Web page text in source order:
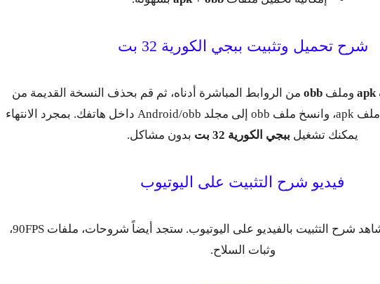
شرح تحميل وتثبيت ببجي الكورية 32 بت
apk وملفobb من الروابط المباشرة أدناه، ثم قم بحذف النسخة القديمة من
جهازك. بعد ذلك ثبت ملف apk، وانسخ ملف obb إلى مجلد Android/obb داخل هاتفك. بمجرد الانتهاء
يمكنك تشغيل ببجي الكورية 32 بت بدون مشاكل.
فيديو شرح التثبيت على اليوتيوب
لمزيد من التوضيح، شاهد شرح التثبيت بالفيديو على اليوتيوب. ستجد أيضاً شروحات، ملفات 90FPS،
وثبات السلاح.